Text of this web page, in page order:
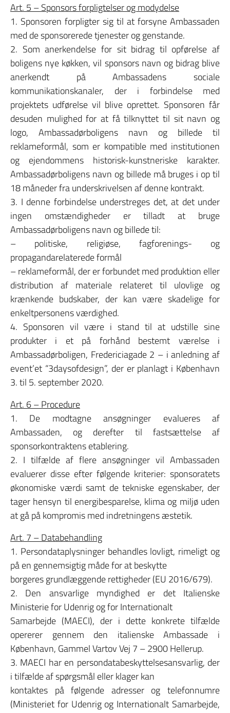
Art. 5 – Sponsors forpligtelser og modydelse
1. Sponsoren forpligter sig til at forsyne Ambassaden
med de sponsorerede tjenester og genstande.
2. Som anerkendelse for sit bidrag til opførelse af
boligens nye køkken, vil sponsors navn og bidrag blive
anerkendt på Ambassadens sociale
kommunikationskanaler, der i forbindelse med
projektets udførelse vil blive oprettet. Sponsoren får
desuden mulighed for at få tilknyttet til sit navn og
logo, Ambassadørboligens navn og billede til
reklameformål, som er kompatible med institutionen
og ejendommens historisk-kunstneriske karakter.
Ambassadørboligens navn og billede må bruges i op til
18 måneder fra underskrivelsen af denne kontrakt.
3. I denne forbindelse understreges det, at det under
ingen omstændigheder er tilladt at bruge
Ambassadørboligens navn og billede til:
– politiske, religiøse, fagforenings- og
propagandarelaterede formål
– reklameformål, der er forbundet med produktion eller
distribution af materiale relateret til ulovlige og
krænkende budskaber, der kan være skadelige for
enkeltpersonens værdighed.
4. Sponsoren vil være i stand til at udstille sine
produkter i et på forhånd bestemt værelse i
Ambassadørboligen, Fredericiagade 2 – i anledning af
event’et “3daysofdesign”, der er planlagt i København
3. til 5. september 2020.
Art. 6 – Procedure
1. De modtagne ansøgninger evalueres af
Ambassaden, og derefter til fastsættelse af
sponsorkontraktens etablering.
2. I tilfælde af flere ansøgninger vil Ambassaden
evaluerer disse efter følgende kriterier: sponsoratets
økonomiske værdi samt de tekniske egenskaber, der
tager hensyn til energibesparelse, klima og miljø uden
at gå på kompromis med indretningens æstetik.
Art. 7 – Databehandling
1. Persondataplysninger behandles lovligt, rimeligt og
på en gennemsigtig måde for at beskytte
borgeres grundlæggende rettigheder (EU 2016/679).
2. Den ansvarlige myndighed er det Italienske
Ministerie for Udenrig og for Internationalt
Samarbejde (MAECI), der i dette konkrete tilfælde
opererer gennem den italienske Ambassade i
København, Gammel Vartov Vej 7 – 2900 Hellerup.
3. MAECI har en persondatabeskyttelsesansvarlig, der
i tilfælde af spørgsmål eller klager kan
kontaktes på følgende adresser og telefonnumre
(Ministeriet for Udenrig og Internationalt Samarbejde,